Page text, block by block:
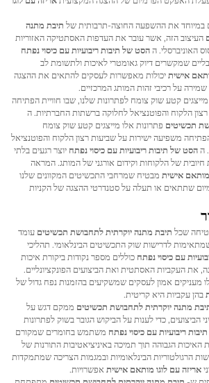
במיוחד את ההשפעה החוצה-תרבותית של תיבת מתנה
העיצוב הזה, אשר עובר את העדפות האסתטיקה האזוריות
האוניברסלי. ההסט של תיבות ריבועיות עם כיסוי נפתח
שמקשרים דיוק גאומטרי לאיכות ולתשומת לב
אישיתיכולות מאפשרות לעסקים להתאים את ההצגה
על רכיבי זהות המותג המרכזיים.
קטע שוק צומח לפתרונות שלנו, שבו חוויית הפתיחה
הלקוח והפוטנציאל לחלוקה ברשתות החברתיות. ה
תכשיטים פתרונות אלו מייצגים קטע שוק צומח
משפיעה ישירות על שביעות רצון הלקוח והפוטנציאל
ההסט של תיבות ריבועיות עם כיסוי נפתח יוצר רגעים בלתי
של הלקוחות וקידום אורגני של המותג. המראה
מותאם אישית מבטיח שמרחבי התכשיטים המקוונים שלנו
שתתאים או תעלה על סטנדרטי ההצגה של הקניות
שכל תיבת מתנה יוקרתית לתחבושת תכשיטים עומד
לדרישות שוק התכשיטים הבינלאומי. תהליכי
עם כיסוי נפתח כוללים מספר נקודות ביקורת איכות
העקביות האסתטית ואת הביצועים הפונקציונליים.
מעניקים אמון לעסקים שמשקיעים בהזמנות נפח גדול של
בהן עקביות היא קריטית.
מתנה יוקרתית לתחבושת תכשיטים ממקם דגש על
הביצועים, כדי לענות על הביקוש הגובר בשוק לפתרונות
ריבועיות עם כיסוי נפתח משתמש בחומרים שמקורם
הגבוהה תוך תמיכה באיניציאטיבות התורנות של
הרגולטוריות הבינלאומיות ובמגמות הצריכה שמתמקדות
אריזה עם לוגו מותאם אישיתאפשרויות.